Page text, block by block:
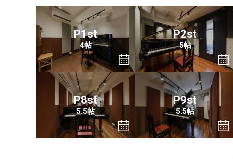
P1st
4帖
P2st
5帖
P8st
5.5帖
P9st
5.5帖